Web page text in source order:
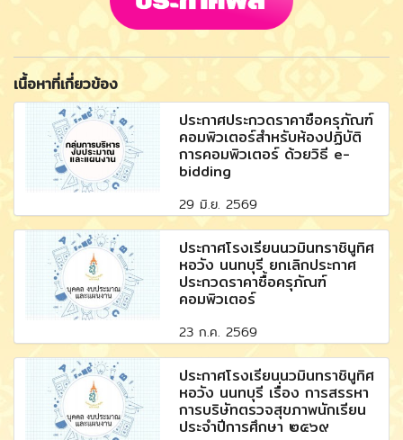
เนื้อหาที่เกี่ยวข้อง
ประกาศประกวดราคาซื้อครุภัณฑ์
คอมพิวเตอร์สำหรับห้องปฏิบัติ
การคอมพิวเตอร์ ด้วยวิธี e-
bidding
29 มิ.ย. 2569
ประกาศโรงเรียนนวมินทราชินูทิศ
หอวัง นนทบุรี ยกเลิกประกาศ
ประกวดราคาซื้อครุภัณฑ์
คอมพิวเตอร์
23 ก.ค. 2569
ประกาศโรงเรียนนวมินทราชินูทิศ
หอวัง นนทบุรี เรื่อง การสรรหา
การบริษัทตรวจสุขภาพนักเรียน
ประจำปีการศึกษา ๒๕๖๙